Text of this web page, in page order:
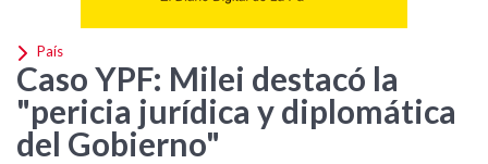
País
Caso YPF: Milei destacó la
"pericia jurídica y diplomática
del Gobierno"